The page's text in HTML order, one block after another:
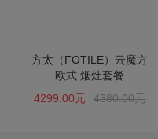
方太（FOTILE）云魔方
欧式 烟灶套餐
4299.00元
4380.00元